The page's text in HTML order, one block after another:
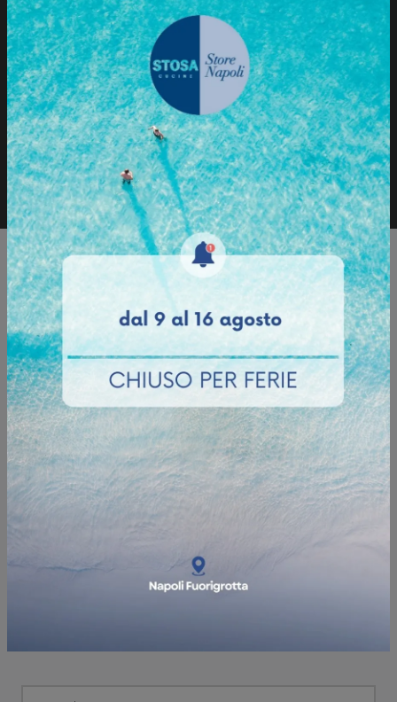
Sfoglia il Catalogo
Richiedi informazioni
Sfoglia il catalogo